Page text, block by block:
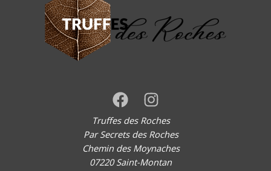
Truffes des Roches
Par Secrets des Roches
Chemin des Moynaches
07220 Saint-Montan